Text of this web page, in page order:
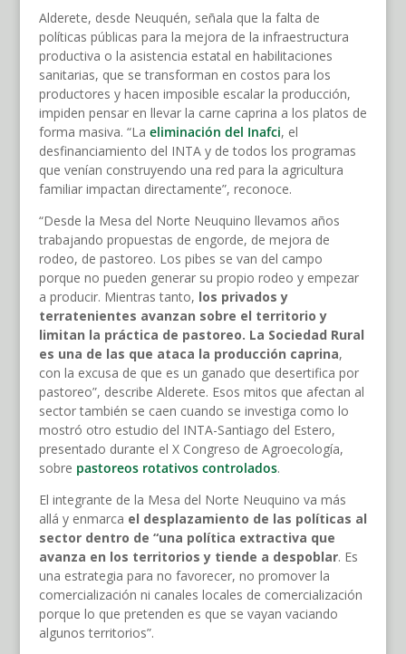
Alderete, desde Neuquén, señala que la falta de
políticas públicas para la mejora de la infraestructura
productiva o la asistencia estatal en habilitaciones
sanitarias, que se transforman en costos para los
productores y hacen imposible escalar la producción,
impiden pensar en llevar la carne caprina a los platos de
forma masiva. “La eliminación del Inafci, el
desfinanciamiento del INTA y de todos los programas
que venían construyendo una red para la agricultura
familiar impactan directamente”, reconoce.
“Desde la Mesa del Norte Neuquino llevamos años
trabajando propuestas de engorde, de mejora de
rodeo, de pastoreo. Los pibes se van del campo
porque no pueden generar su propio rodeo y empezar
a producir. Mientras tanto, los privados y
terratenientes avanzan sobre el territorio y
limitan la práctica de pastoreo. La Sociedad Rural
es una de las que ataca la producción caprina,
con la excusa de que es un ganado que desertifica por
pastoreo”, describe Alderete. Esos mitos que afectan al
sector también se caen cuando se investiga como lo
mostró otro estudio del INTA-Santiago del Estero,
presentado durante el X Congreso de Agroecología,
sobre pastoreos rotativos controlados.
El integrante de la Mesa del Norte Neuquino va más
allá y enmarca el desplazamiento de las políticas al
sector dentro de “una política extractiva que
avanza en los territorios y tiende a despoblar. Es
una estrategia para no favorecer, no promover la
comercialización ni canales locales de comercialización
porque lo que pretenden es que se vayan vaciando
algunos territorios”.